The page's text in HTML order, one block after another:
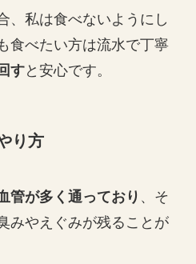
、私は食べないようにし
食べたい方は流水で丁寧
すと安心です。
り方
管が多く通っており 、そ
みやえぐみが残ることが